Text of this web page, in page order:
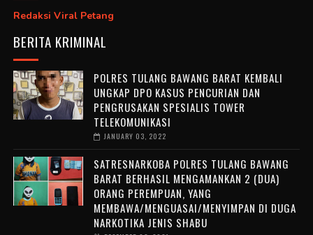
Redaksi Viral Petang
BERITA KRIMINAL
POLRES TULANG BAWANG BARAT KEMBALI
UNGKAP DPO KASUS PENCURIAN DAN
PENGRUSAKAN SPESIALIS TOWER
TELEKOMUNIKASI
JANUARY 03, 2022
SATRESNARKOBA POLRES TULANG BAWANG
BARAT BERHASIL MENGAMANKAN 2 (DUA)
ORANG PEREMPUAN, YANG
MEMBAWA/MENGUASAI/MENYIMPAN DI DUGA
NARKOTIKA JENIS SHABU